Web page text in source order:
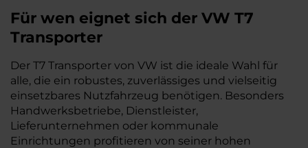
Für wen eignet sich der VW T7
Transporter
Der T7 Transporter von VW ist die ideale Wahl für
alle, die ein robustes, zuverlässiges und vielseitig
einsetzbares Nutzfahrzeug benötigen. Besonders
Handwerksbetriebe, Dienstleister,
Lieferunternehmen oder kommunale
Einrichtungen profitieren von seiner hohen